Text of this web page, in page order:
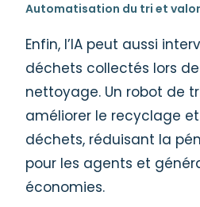
Automatisation du tri et
Enfin, l’IA peut aussi
déchets collectés lors
nettoyage. Un robot de
améliorer le recyclage
déchets, réduisant la
pour les agents et
économies.